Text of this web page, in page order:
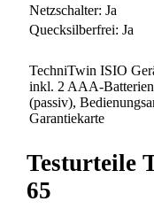
Netzschalter: Ja
Quecksilberfrei: Ja
TechniTwin ISIO
inkl. 2 AAA-
(passiv),
Garantiekarte
Testurteile
65